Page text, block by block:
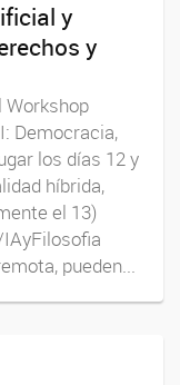
y
y
Workshop
Democracia,
los días 12 y
híbrida,
el 13)
pueden...